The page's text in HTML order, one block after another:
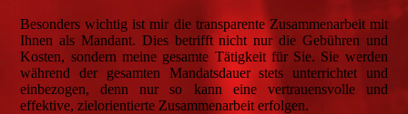
Besonders wichtig ist mir die transparente Zusammenarbeit mit
Ihnen als Mandant. Dies betrifft nicht nur die Gebühren und
Kosten, sondern meine gesamte Tätigkeit für Sie. Sie werden
während der gesamten Mandatsdauer stets unterrichtet und
einbezogen, denn nur so kann eine vertrauensvolle und
effektive, zielorientierte Zusammenarbeit erfolgen.